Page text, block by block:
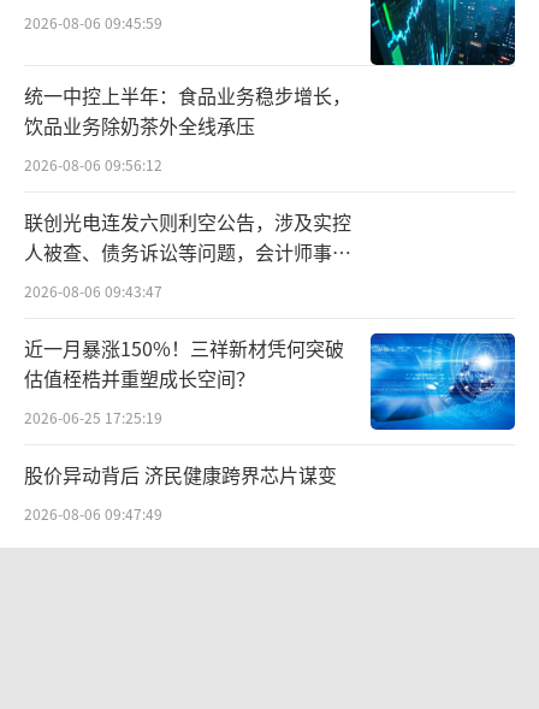
2026-08-06 09:45:59
统一中控上半年：食品业务稳步增长，
饮品业务除奶茶外全线承压
2026-08-06 09:56:12
联创光电连发六则利空公告，涉及实控
人被查、债务诉讼等问题，会计师事务
所曾出具“保留意见”
2026-08-06 09:43:47
近一月暴涨150%！三祥新材凭何突破
估值桎梏并重塑成长空间？
2026-06-25 17:25:19
股价异动背后 济民健康跨界芯片谋变
2026-08-06 09:47:49